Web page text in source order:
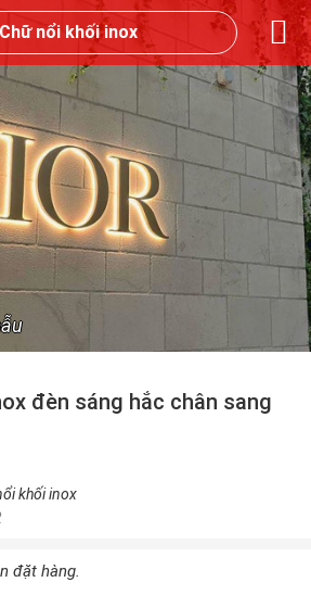
Chữ nổi khối inox
đèn sáng hắc chân sang
khối inox
đặt hàng.